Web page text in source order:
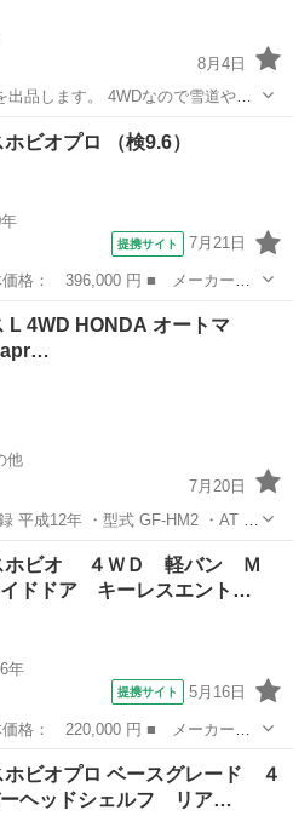
8月4日
なので雪道や悪
勤や買い物にもおすすめです。ア
などにも活躍する一台です。ター
バモス
ホンダ バモスホビオプロ （検9.6）
提携サイト 7月21日
ホビオプロ ■ グレード名：
5D ■ ミッション： MT5速 ■...
L 4WD HONDA オートマ
他
7月20日
ホビオ ４ＷＤ 軽バン Ｍ
ドドア キーレスエント…
年
提携サイト 5月16日
ホビオ ■ グレード名： ４Ｗ
キーレスエントリー エアコ
ホビオプロ ベースグレード ４
ヘッドシェルフ リア…